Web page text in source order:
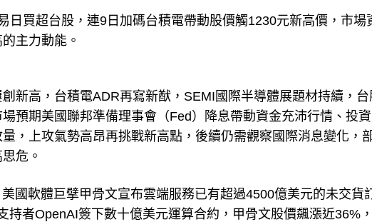
日買超台股，連9日加碼台積電帶動股價觸1230元新高價，市場
主力動能。
新高，台積電ADR再寫新猷，SEMI國際半導體展題材持續，台
預期美國聯邦準備理事會（Fed）降息帶動資金充沛行情、投
，上攻氣勢高昂再挑戰新高點，後續仍需觀察國際消息變化，
危。
國軟體巨擘甲骨文宣布雲端服務已有超過4500億美元的未交貨
持者OpenAI簽下數十億美元運算合約，甲骨文股價飆漲近36%